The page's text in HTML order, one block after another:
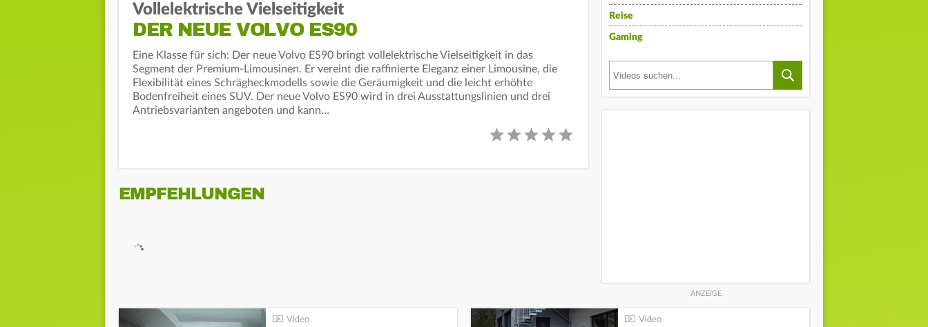
Vollelektrische Vielseitigkeit
DER NEUE VOLVO ES90
Eine Klasse für sich: Der neue Volvo ES90 bringt vollelektrische Vielseitigkeit in das
Segment der Premium-Limousinen. Er vereint die raffinierte Eleganz einer Limousine, die
Flexibilität eines Schrägheckmodells sowie die Geräumigkeit und die leicht erhöhte
Bodenfreiheit eines SUV. Der neue Volvo ES90 wird in drei Ausstattungslinien und drei
Antriebsvarianten angeboten und kann…
EMPFEHLUNGEN
Reise
Gaming